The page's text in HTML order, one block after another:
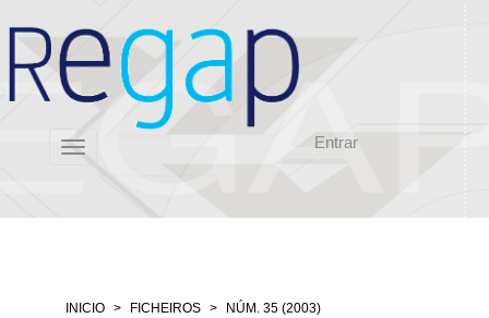
rápido
contido
da
Navegación
principal
Entrar
Toggle
navigation
INICIO FICHEIROS
NÚM. 35 (2003)